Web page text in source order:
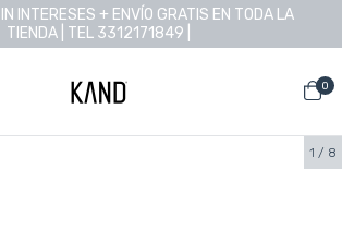
INTERESES + ENVÍO GRATIS EN TODA LA
TIENDA | TEL 3312171849 |
0
1 / 8